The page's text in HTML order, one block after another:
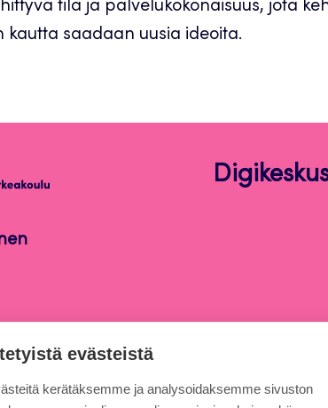
tila ja palvelukokonaisuus, jota
saadaan uusia ideoita.
evästeistä
kerätäksemme ja analysoidaksemme sivuston